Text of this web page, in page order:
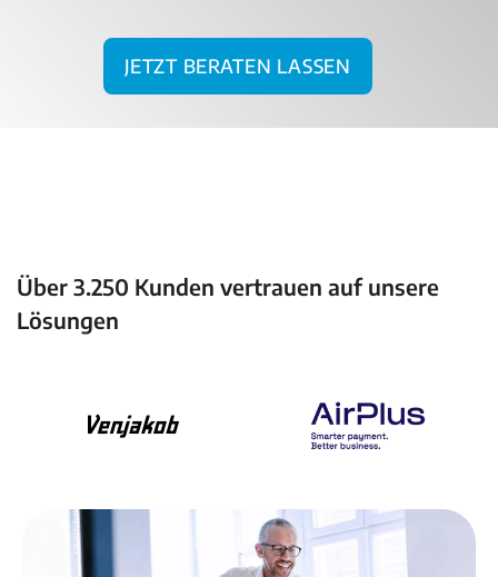
Jetzt beraten lassen
Über 3.250 Kunden vertrauen auf unsere
Lösungen